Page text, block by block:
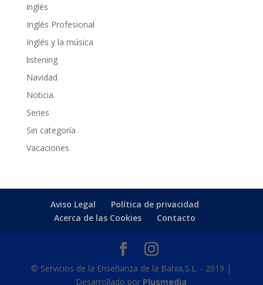
inglés
Inglés Profesional
Inglés y la música
listening
Navidad
Noticia
Series
Sin categoría
Vacaciones
Aviso Legal
Política de privacidad
Acerca de las Cookies
Contacto
© Servicios de la Enseñanza de la Bahia,S.L. - 2019 |
Desarrollado por Plusmedia